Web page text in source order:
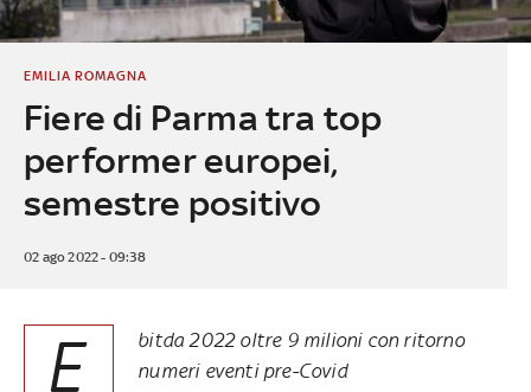
Fiere di Parma tra top
performer europei,
semestre positivo
EMILIA ROMAGNA
02 ago 2022 - 09:38
E
bitda 2022 oltre 9 milioni con ritorno
numeri eventi pre-Covid